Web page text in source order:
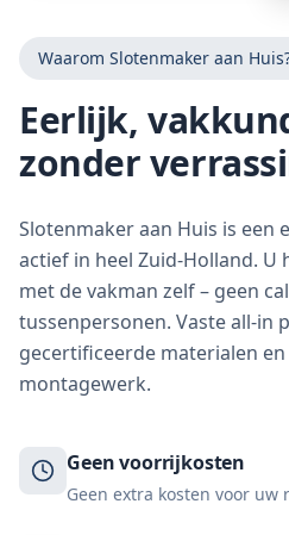
Waarom Slotenmaker aan
Eerlijk,
zonder
Slotenmaker aan Huis is een
actief in heel Zuid-Holland.
met de vakman zelf – geen
tussenpersonen. Vaste all-in
gecertificeerde materialen
montagewerk.
Geen voorrijkosten
Geen extra kosten voor